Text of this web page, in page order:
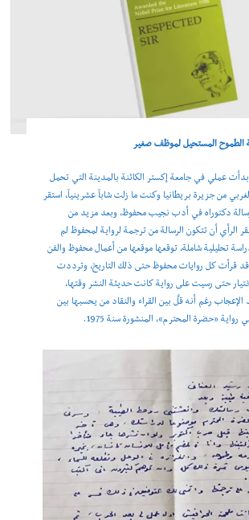
الطموح المستحيل لموظف صغير
1978 حين بدأت عملي في جامعة إكستر الكائنة بالمدينة التي تحمل
من جزيرة بريطانيا وكنت ما زلت شاباً عشرينياً، استقر
دكتوراه في أدب نجيب محفوظ، وبعد مزيد من
الرأي أن تتكون الرسالة من ترجمة لرواية لمحفوظ لم
تحليلية شاملة، توقعها موقعها من أعمال محفوظ والفن
قرأت كل روايات محفوظ حتى ذلك التاريخ، وترددت
حتى رسيت على رواية كانت حديثة النشر وقتها،
رغم أنه قلَّ بين القراء والنقاد من يحسبها بين
«حضرة المحترم»، المنشورة سنة 1975.